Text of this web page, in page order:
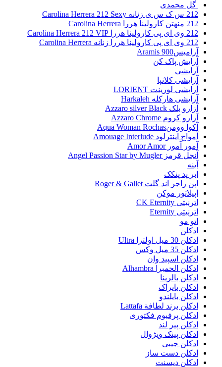
گل محمدی
212 س ک س ی زنانه Carolina Herrera 212 Sexy
212 منهتن کارولینا هررا Carolina Herrera
212 وی ای پی کارولینا هررا Carolina Herrera 212 VIP
212 وی ای پی کارولینا هررا زنانه Carolina Herrera
آرامیس900 Aramis
آرایش پاک کن
آرایشی
آرایشی کلانپا
آرایشی لورینت LORIENT
آرایشی هارکله Harkaleh
آزارو بلک Azzaro silver Black
آزارو کروم Azzaro Chrome
آکوا وومنAqua Woman Rochas
آمواج اینترلود Amouage Interlude
آمور آمور Amor Amor
آنجل قرمز Angel Passion Star by Mugler
آینه
ابر پد پنکک
اپن راجر اند گلت Roger & Gallet
اپیلاتور موکن
اترنیتی CK Eternity
اترنیتی Eternity
اتو مو
ادکلن
ادکلن 30 میل اولترا Ultra
ادکلن 35 میل وکس
ادکلن اسپید وان
ادکلن الحمبرا Alhambra
ادکلن بالرینا
ادکلن بایراک
ادکلن بایلندو
ادکلن برند لطافة Lattafa
ادکلن پرفیوم فکتوری
ادکلن پیر لند
ادکلن پینک ویژوال
ادکلن جیبی
ادکلن دست ساز
ادکلن دیسنت